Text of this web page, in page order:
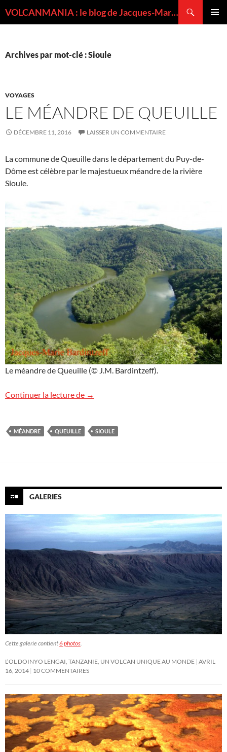
VOLCANMANIA : le blog de Jacques-Marie BARDINTZEFF, volcanologue
Archives par mot-clé : Sioule
VOYAGES
LE MÉANDRE DE QUEUILLE
DÉCEMBRE 11, 2016 LAISSER UN COMMENTAIRE
La commune de Queuille dans le département du Puy-de-
Dôme est célèbre par le majestueux méandre de la rivière
Sioule.
Le méandre de Queuille (© J.M. Bardintzeff).
Continuer la lecture de Le méandre de Queuille
→
MÉANDRE QUEUILLE SIOULE
GALERIES
Cette galerie contient6 photos.
L’OL DOINYO LENGAI, TANZANIE, UN VOLCAN UNIQUE AU MONDE AVRIL
16, 2014 10 COMMENTAIRES